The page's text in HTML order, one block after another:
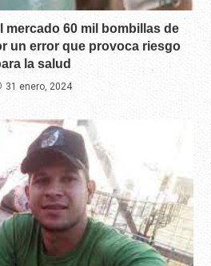
mercado 60 mil bombillas de
un error que provoca riesgo
la salud
31 enero, 2024